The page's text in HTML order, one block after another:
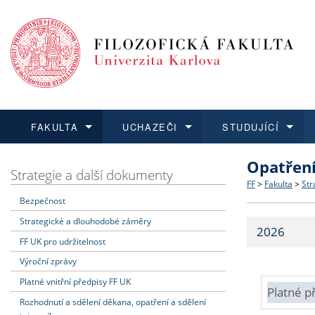
FAKULTA
Dozvědět se více
Struktura
Strategie
Fakultní
UCHAZEČI
Podat přihlášku
Co
Učitelské
STUDUJÍCÍ
Dozvědět se více
Dozvědět se více
O vědě a
Dozvědět se více
Aktuální
Strategie a další dokumenty
Bezpečnost
Strategické a dlouhodobé záměry
FF UK pro udržitelnost
Výroční zprávy
Platné vnitřní předpisy FF UK
Rozhodnutí a sdělení děkana, opatření a sdělení
FF > Fakulta >
2026
Platné